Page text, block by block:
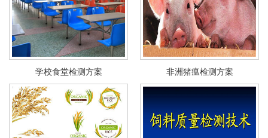
学校食堂检测方案 非洲猪瘟检测方案